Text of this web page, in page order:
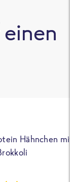
Hähnchen